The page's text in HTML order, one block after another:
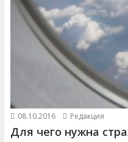
08.10.2016 Редакция
Для чего нужна